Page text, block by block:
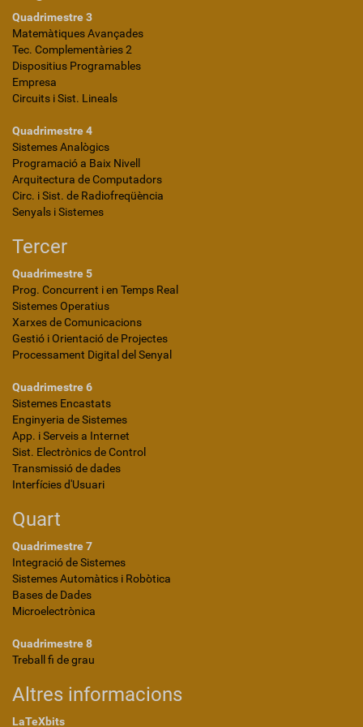
Quadrimestre 3
Matemàtiques Avançades
Tec. Complementàries 2
Dispositius Programables
Empresa
Circuits i Sist. Lineals
Quadrimestre 4
Sistemes Analògics
Programació a Baix Nivell
Arquitectura de Computadors
Circ. i Sist. de Radiofreqüència
Senyals i Sistemes
Tercer
Quadrimestre 5
Prog. Concurrent i en Temps Real
Sistemes Operatius
Xarxes de Comunicacions
Gestió i Orientació de Projectes
Processament Digital del Senyal
Quadrimestre 6
Sistemes Encastats
Enginyeria de Sistemes
App. i Serveis a Internet
Sist. Electrònics de Control
Transmissió de dades
Interfícies d'Usuari
Quart
Quadrimestre 7
Integració de Sistemes
Sistemes Automàtics i Robòtica
Bases de Dades
Microelectrònica
Quadrimestre 8
Treball fi de grau
Altres informacions
LaTeXbits